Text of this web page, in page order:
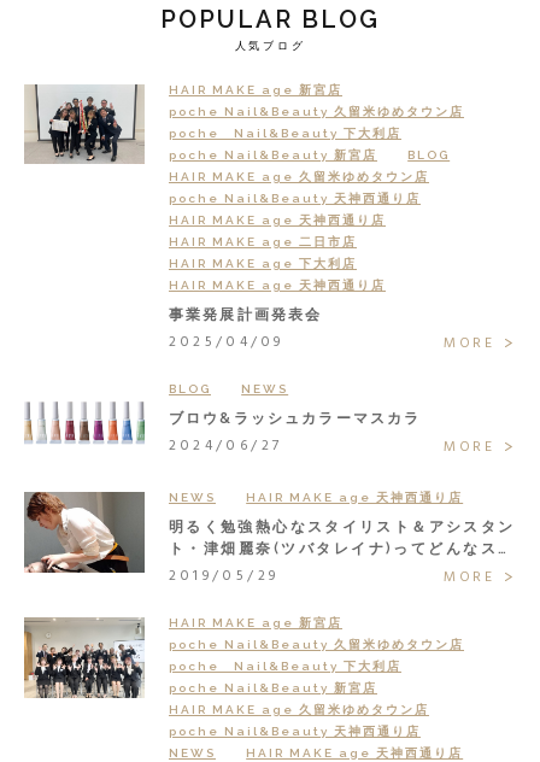
POPULAR BLOG
人気ブログ
HAIR MAKE age 新宮店
poche Nail&Beauty 久留米ゆめタウン店
poche Nail&Beauty 下大利店
poche Nail&Beauty 新宮店
BLOG
HAIR MAKE age 久留米ゆめタウン店
poche Nail&Beauty 天神西通り店
HAIR MAKE age 天神西通り店
HAIR MAKE age 二日市店
HAIR MAKE age 下大利店
HAIR MAKE age 天神西通り店
事業発展計画発表会
2025/04/09 MORE
BLOG NEWS
ブロウ&ラッシュカラーマスカラ
2024/06/27 MORE
NEWS HAIR MAKE age 天神西通り店
明るく勉強熱心なスタイリスト＆アシスタン
ト・津畑麗奈(ツバタレイナ)ってどんなスタ
ッフ？
2019/05/29 MORE
HAIR MAKE age 新宮店
poche Nail&Beauty 久留米ゆめタウン店
poche Nail&Beauty 下大利店
poche Nail&Beauty 新宮店
HAIR MAKE age 久留米ゆめタウン店
poche Nail&Beauty 天神西通り店
NEWS
HAIR MAKE age 天神西通り店